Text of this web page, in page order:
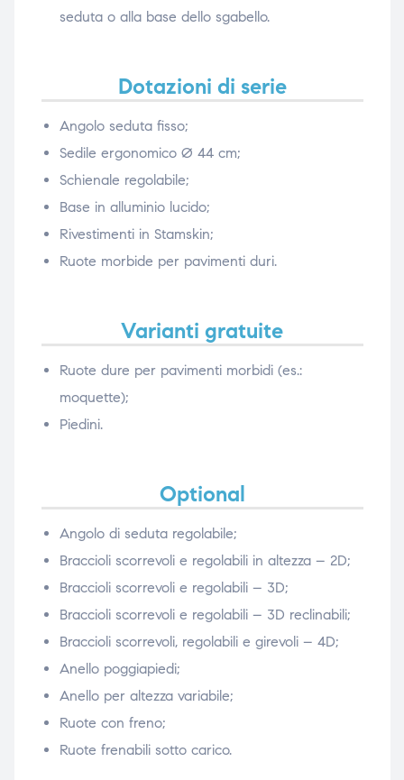
seduta o alla base dello sgabello.
Dotazioni di serie
Angolo seduta fisso;
Sedile ergonomico Ø 44 cm;
Schienale regolabile;
Base in alluminio lucido;
Rivestimenti in Stamskin;
Ruote morbide per pavimenti duri.
Varianti gratuite
Ruote dure per pavimenti morbidi (es.:
moquette);
Piedini.
Optional
Angolo di seduta regolabile;
Braccioli scorrevoli e regolabili in altezza – 2D;
Braccioli scorrevoli e regolabili – 3D;
Braccioli scorrevoli e regolabili – 3D reclinabili;
Braccioli scorrevoli, regolabili e girevoli – 4D;
Anello poggiapiedi;
Anello per altezza variabile;
Ruote con freno;
Ruote frenabili sotto carico.